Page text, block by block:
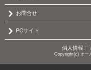
お問合せ
PCサイト
個人情報 ｜
Copyright(c) オー